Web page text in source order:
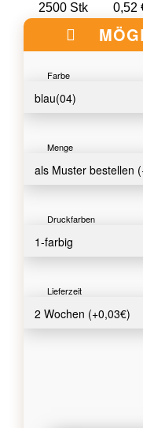
2500 Stk
0,52
Farbe
Menge
Druckfarben
Lieferzeit